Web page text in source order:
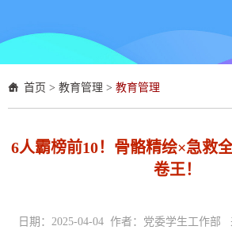
首页 > 教育管理 > 教育管理
6人霸榜前10！骨骼精绘×急救
卷王！
日期：2025-04-04 作者：党委学生工作部